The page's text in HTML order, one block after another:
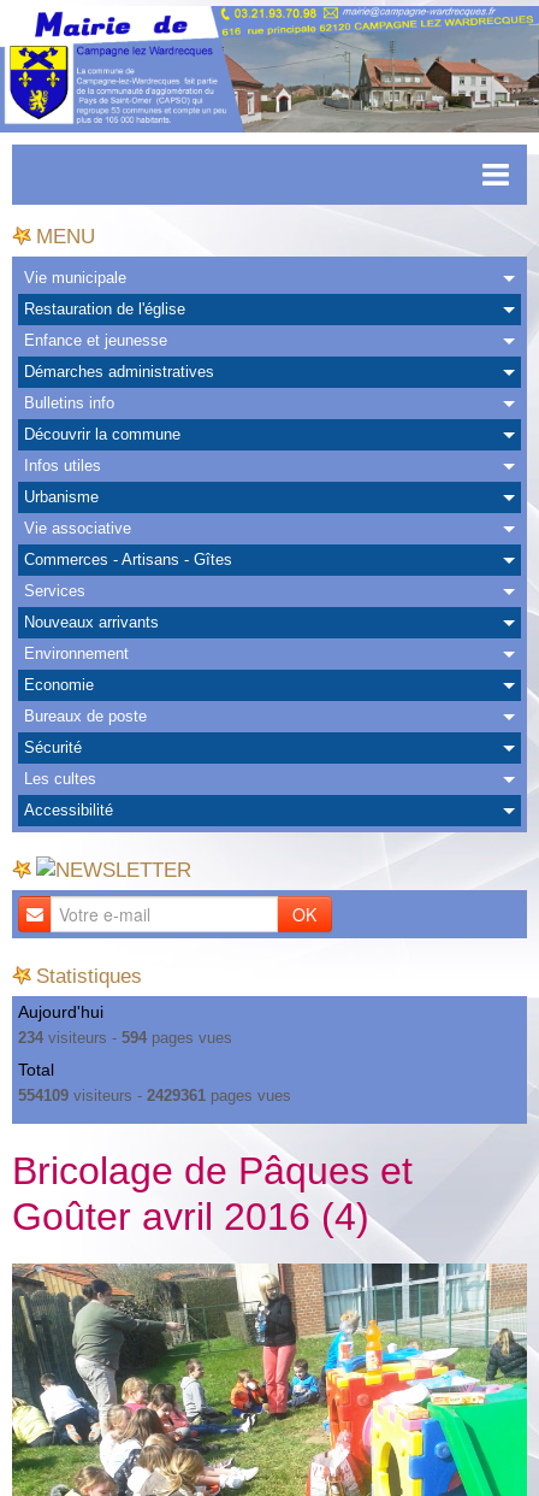
Accueil
Actualités
Facebook
CAPSO
Urbanisme
Transports
Agenda
Albums
Nous Contacter
MENU
Vie municipale
Restauration de l'église
Enfance et jeunesse
Démarches administratives
Bulletins info
Découvrir la commune
Infos utiles
Urbanisme
Vie associative
Commerces - Artisans - Gîtes
Services
Nouveaux arrivants
Environnement
Economie
Bureaux de poste
Sécurité
Les cultes
Accessibilité
OK
Statistiques
Aujourd'hui
234 visiteurs - 594 pages vues
Total
554109 visiteurs - 2429361 pages vues
Bricolage de Pâques et
Goûter avril 2016 (4)